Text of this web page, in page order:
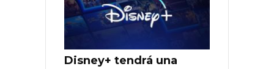
Disney+ tendrá una